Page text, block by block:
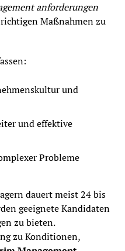
anforderungen
Maßnahmen zu
und
und effektive
Probleme
dauert meist 24 bis
geeignete Kandidaten
zu bieten.
zu Konditionen,